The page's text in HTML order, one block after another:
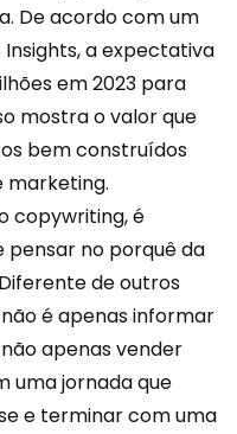
De acordo com um
a expectativa
em 2023 para
mostra o valor que
bem construídos
marketing.
copywriting, é
no porquê da
de outros
é apenas informar
apenas vender
uma jornada que
e terminar com uma